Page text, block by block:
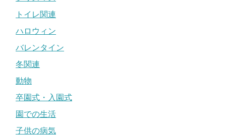
トイレ関連
ハロウィン
バレンタイン
冬関連
動物
卒園式・入園式
園での生活
子供の病気